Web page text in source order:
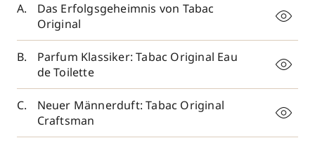
Das Erfolgsgeheimnis von Tabac
Original
Parfum Klassiker: Tabac Original Eau
de Toilette
Neuer Männerduft: Tabac Original
Craftsman